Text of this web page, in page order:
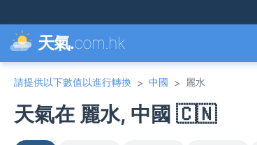
天氣.com.hk
請提供以下數值以進行轉換 > 中國 > 麗水
天氣在 麗水, 中國 🇨🇳